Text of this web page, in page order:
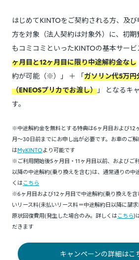
はじめてKINTOをご契約される方、及
方を対象（法人契約は対象外）に、初
もコミコミといったKINTOの基本サー
ヶ月目と12ヶ月目に限り中途解約金なし
約が可能（※）」 ＋ 「ガソリン代5万
（ENEOSプリカでお渡し） 」 となるキ
す。
※中途解約金を無料とする特典は6ヶ月目および12
月～30日前までにお申し出が必要です。お車のご
はMyKINTOより可能です
※ご利用開始後5ヶ月目・11ヶ月目以前、およびご
以降の中途解約(乗り換えを含む)は、通常通りの中
くはこちら
※6ヶ月目および12ヶ月目で中途解約(乗り換えを
いリース料(未払いリース料＝中途解約日以降に請
原状回復費用(発生した場合のみ。詳しくはこちら)
だきます
キャンペーンの詳細はこ